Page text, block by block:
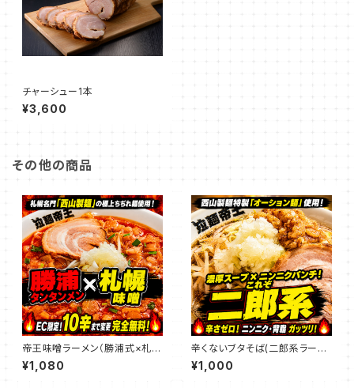
チャーシュー1本
¥3,600
その他の商品
帝王味噌ラーメン（勝浦式×札幌
味噌）
¥1,080
辛くないブタそば(二郎系ラーメ
ン)
¥1,000